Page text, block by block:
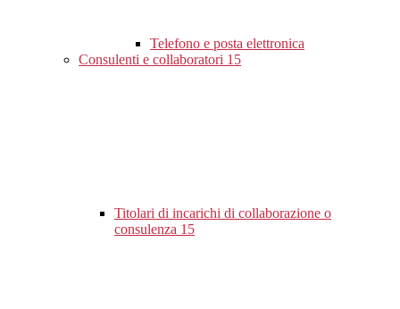
Telefono e posta elettronica
Consulenti e collaboratori 15
Titolari di incarichi di collaborazione o
consulenza 15